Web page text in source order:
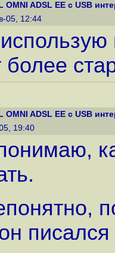
ADSL EE с USB
05, 12:44
более
ADSL EE с USB
19:40